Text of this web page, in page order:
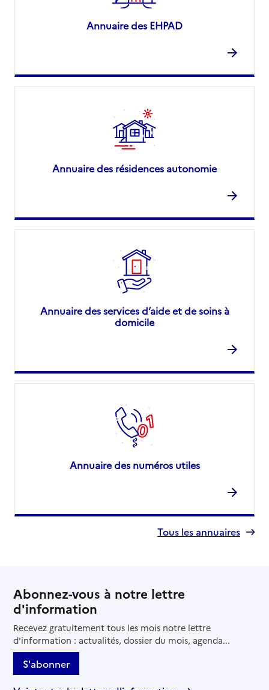
Annuaire des EHPAD
Annuaire des résidences autonomie
Annuaire des services d’aide et de soins à
domicile
Annuaire des numéros utiles
Tous les annuaires
Abonnez-vous à notre lettre
d'information
Recevez gratuitement tous les mois notre lettre
d'information : actualités, dossier du mois, agenda...
S'abonner